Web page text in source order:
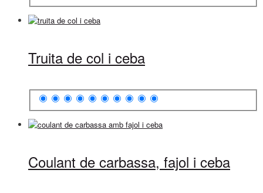
Truita de col i ceba
Coulant de carbassa, fajol i ceba